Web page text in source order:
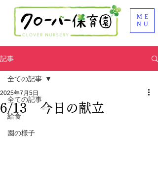
ME
NU
記事
全ての記事
給食
園の様子
全ての記事
6/13 今日の献立
2025年7月5日